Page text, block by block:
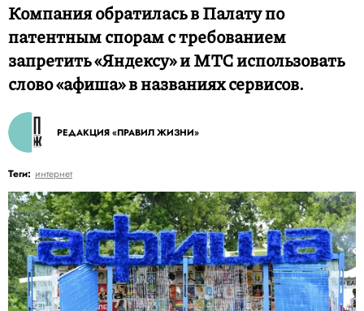
Компания обратилась в Палату по
патентным спорам с требованием
запретить «Яндексу» и МТС использовать
слово «афиша» в названиях сервисов.
РЕДАКЦИЯ «ПРАВИЛ ЖИЗНИ»
Теги: интернет